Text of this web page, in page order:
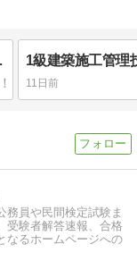
の始め方
11日前
務員や民間検定試験ま
受験者解答速報、合格
なるホームページへの